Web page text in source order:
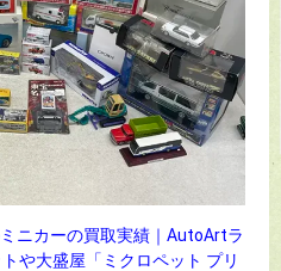
ニカーの買取実績｜AutoArtラ
や大盛屋「ミクロペット プリ